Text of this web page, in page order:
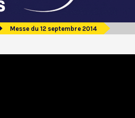
Messe du 12 septembre 2014